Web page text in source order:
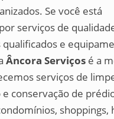
Se você está
serviços de
e
Âncora Serviçosé a
serviços de
conservação de
shoppings,